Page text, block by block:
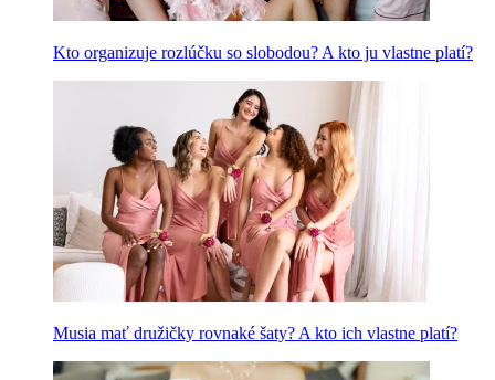
Kto organizuje rozlúčku so slobodou? A kto ju vlastne platí?
Musia mať družičky rovnaké šaty? A kto ich vlastne platí?